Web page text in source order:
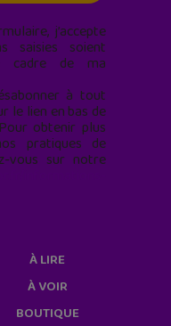
j’accepte
saisies soient
cadre de ma
à tout
le lien en bas de
obtenir plus
pratiques de
vous sur notre
À LIRE
À VOIR
BOUTIQUE